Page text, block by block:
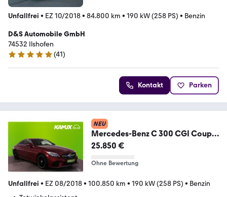
Unfallfrei • EZ 10/2018• 84.800 km • 190 kW (258 PS) • Benzin
D&S Automobile GmbH
74532 Ilshofen
5 Sterne
(41)
Kontakt Parken
NEU
Mercedes-Benz C 300 CGI Coupe
9G-tronic AMG
25.850 €
Ohne Bewertung
Unfallfrei • EZ 08/2018• 100.850 km • 190 kW (258 PS) • Benzin